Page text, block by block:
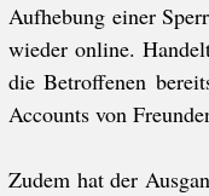
Aufhebung einer
wieder online.
die Betroffenen
Accounts von
Zudem hat der